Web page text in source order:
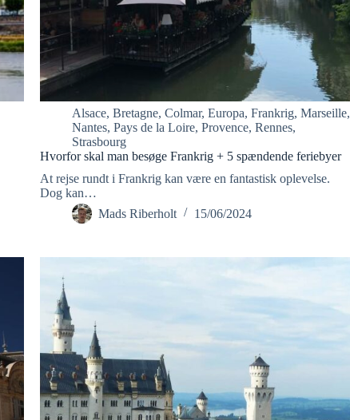
Alsace, Bretagne, Colmar, Europa, Frankrig, Marseille,
Nantes, Pays de la Loire, Provence, Rennes,
Strasbourg
Hvorfor skal man besøge Frankrig + 5 spændende feriebyer
At rejse rundt i Frankrig kan være en fantastisk oplevelse.
Dog kan…
Mads Riberholt
15/06/2024